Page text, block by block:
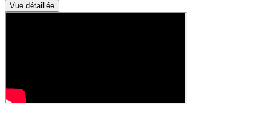
Vue détaillée